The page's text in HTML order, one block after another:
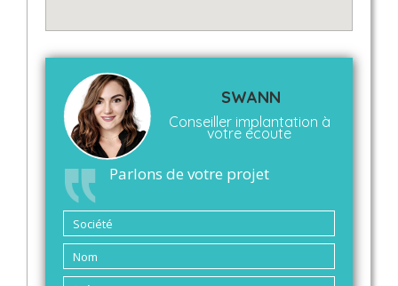
SWANN
Conseiller implantation à
votre écoute
Parlons de votre projet